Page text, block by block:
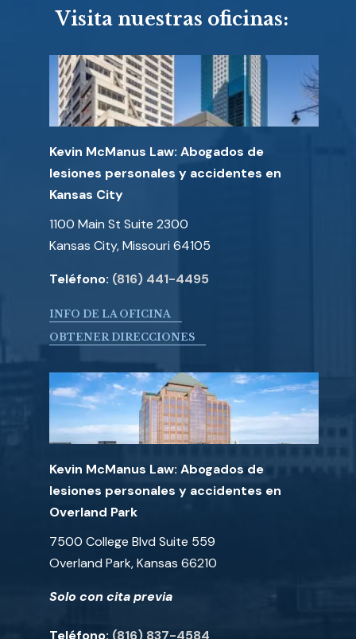
Visita nuestras oficinas:
Kevin McManus Law: Abogados de
lesiones personales y accidentes en
Kansas City
1100 Main St Suite 2300
Kansas City, Missouri 64105
Teléfono: (816) 441-4495
INFO DE LA OFICINA
OBTENER DIRECCIONES
Kevin McManus Law: Abogados de
lesiones personales y accidentes en
Overland Park
7500 College Blvd Suite 559
Overland Park, Kansas 66210
Solo con cita previa
Teléfono: (816) 837-4584